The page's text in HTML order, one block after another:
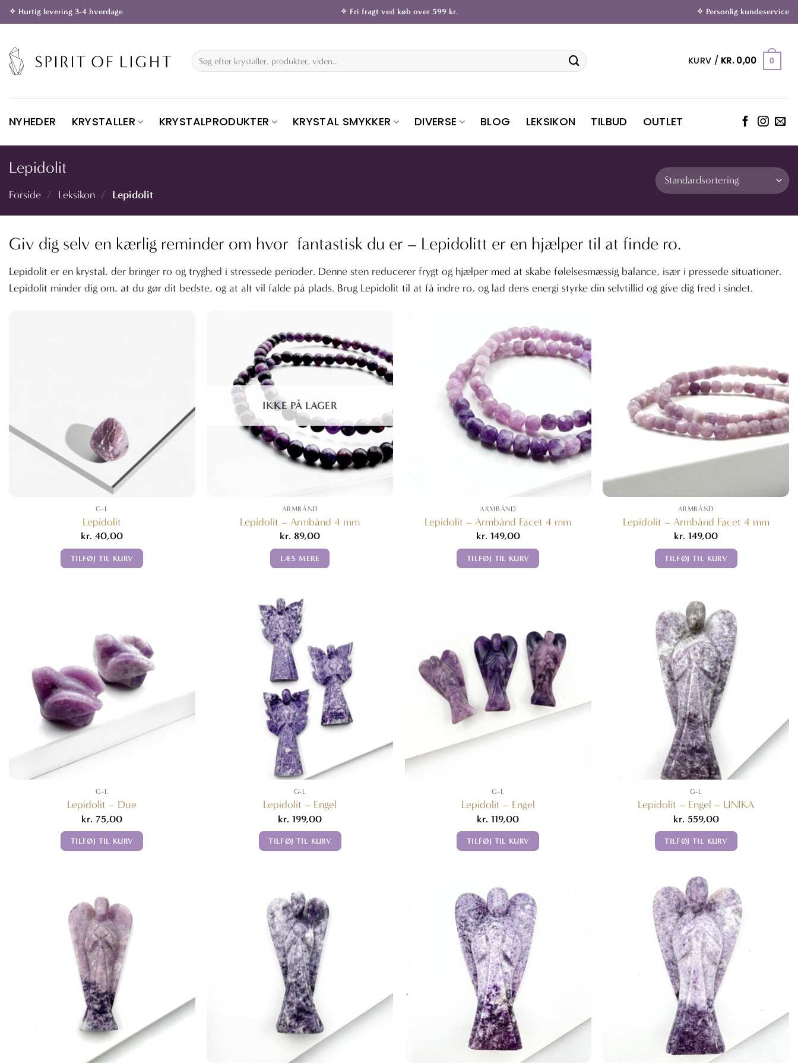
Fortsæt
til
✧ Hurtig levering 3-4 hverdage ✧ Fri fragt ved køb over 599 kr. ✧ Personlig kundeservice
Søg
efter:
KURV / KR.0,00 0
NYHEDER KRYSTALLER KRYSTALPRODUKTER KRYSTAL SMYKKER DIVERSE BLOG LEKSIKON TILBUD OUTLET
Lepidolit
Forside / Leksikon / Lepidolit
Giv dig selv en kærlig reminder om hvor fantastisk du er – Lepidolitt er en hjælper til at finde ro.
Lepidolit er en krystal, der bringer ro og tryghed i stressede perioder. Denne sten reducerer frygt og hjælper med at skabe følelsesmæssig balance, især i pressede situationer.
Lepidolit minder dig om, at du gør dit bedste, og at alt vil falde på plads. Brug Lepidolit til at få indre ro, og lad dens energi styrke din selvtillid og give dig fred i sindet.
G-L
Lepidolit
kr. 40,00
TILFØJ TIL KURV
IKKE PÅ LAGER
ARMBÅND
Lepidolit – Armbånd 4 mm
kr. 89,00
LÆS MERE
ARMBÅND
Lepidolit – Armbånd Facet 4 mm
kr. 149,00
TILFØJ TIL KURV
ARMBÅND
Lepidolit – Armbånd Facet 4 mm
kr. 149,00
TILFØJ TIL KURV
G-L
Lepidolit – Due
kr. 75,00
TILFØJ TIL KURV
G-L
Lepidolit – Engel
kr. 199,00
TILFØJ TIL KURV
G-L
Lepidolit – Engel
kr. 119,00
TILFØJ TIL KURV
G-L
Lepidolit – Engel – UNIKA
kr. 559,00
TILFØJ TIL KURV